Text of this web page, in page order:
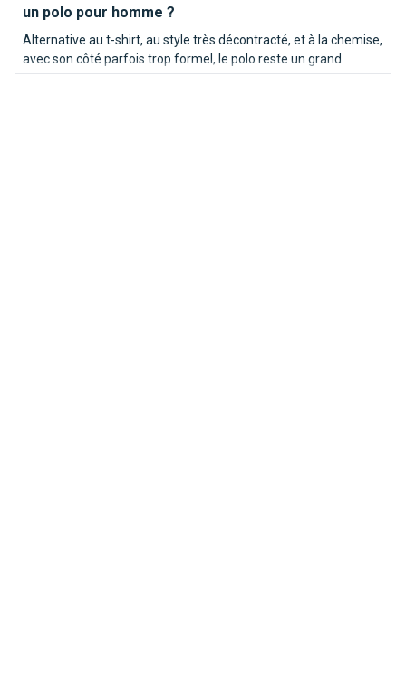
un polo pour homme ?
Alternative au t-shirt, au style très décontracté, et à la chemise,
avec son côté parfois trop formel, le polo reste un grand
classique pour s’habiller élégamment.